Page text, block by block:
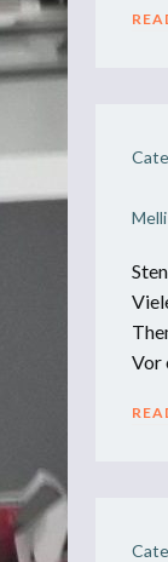
Melli
Vor